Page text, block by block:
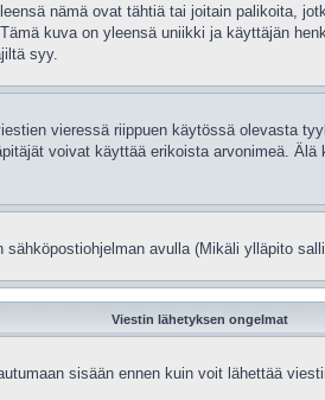
nämä ovat tähtiä tai joitain palikoita,
kuva on yleensä uniikki ja käyttäjän
syy.
vieressä riippuen käytössä olevasta
voivat käyttää erikoista arvonimeä.
avulla (Mikäli ylläpito
Viestin lähetyksen ongelmat
sisään ennen kuin voit lähettää